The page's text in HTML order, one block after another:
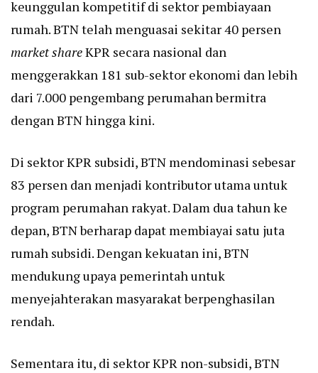
keunggulan kompetitif di sektor pembiayaan
rumah. BTN telah menguasai sekitar 40 persen
market shareKPR secara nasional dan
menggerakkan 181 sub-sektor ekonomi dan lebih
dari 7.000 pengembang perumahan bermitra
dengan BTN hingga kini.
Di sektor KPR subsidi, BTN mendominasi sebesar
83 persen dan menjadi kontributor utama untuk
program perumahan rakyat. Dalam dua tahun ke
depan, BTN berharap dapat membiayai satu juta
rumah subsidi. Dengan kekuatan ini, BTN
mendukung upaya pemerintah untuk
menyejahterakan masyarakat berpenghasilan
rendah.
Sementara itu, di sektor KPR non-subsidi, BTN